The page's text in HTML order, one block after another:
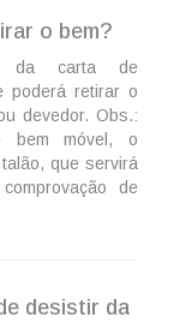
o bem?
da carta de
poderá retirar o
devedor. Obs.:
bem móvel, o
que servirá
de
desistir da